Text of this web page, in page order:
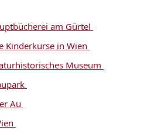
am Gürtel
Kinderkurse in Wien
Museum
Au